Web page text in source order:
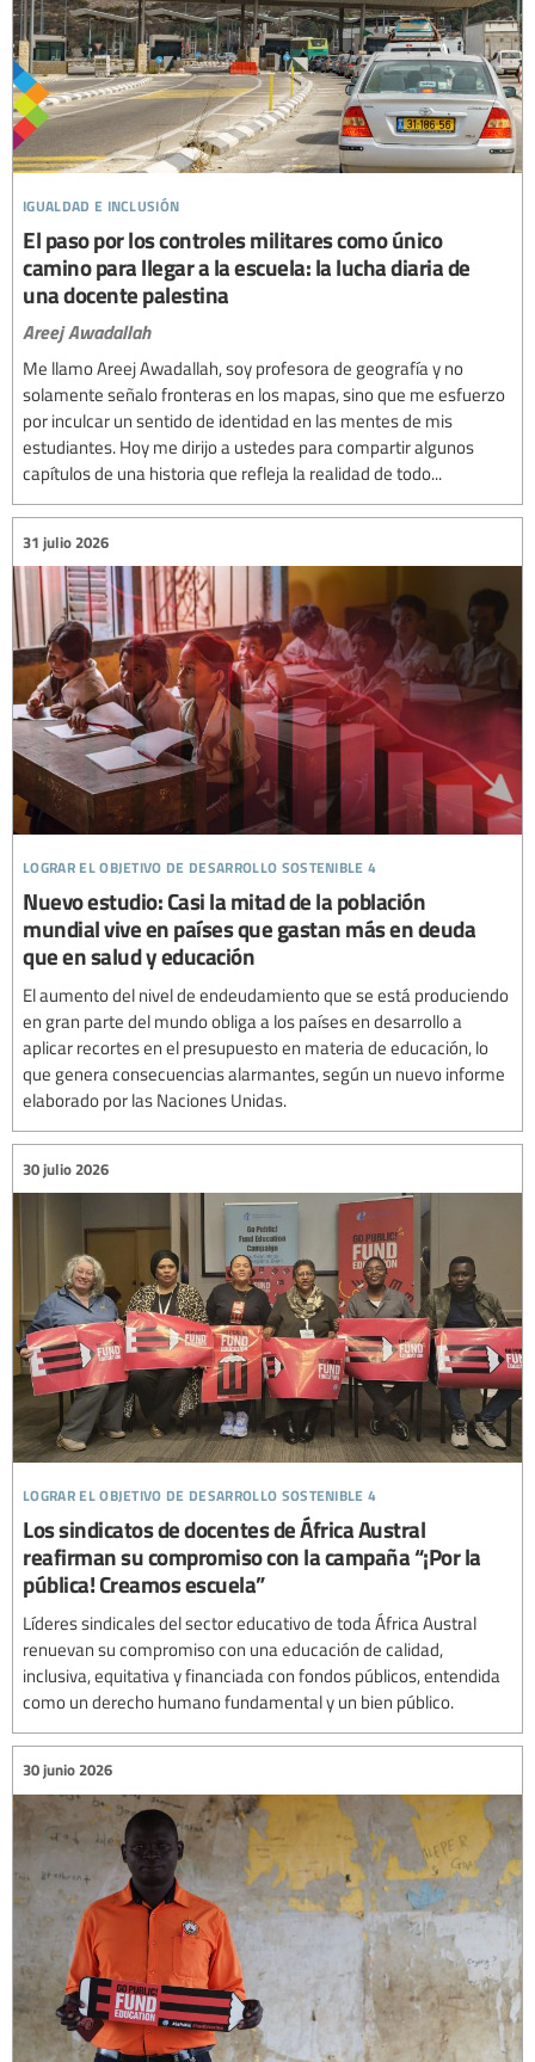
igualdad e inclusión
El paso por los controles militares como único
camino para llegar a la escuela: la lucha diaria de
una docente palestina
Areej Awadallah
Me llamo Areej Awadallah, soy profesora de geografía y no
solamente señalo fronteras en los mapas, sino que me esfuerzo
por inculcar un sentido de identidad en las mentes de mis
estudiantes. Hoy me dirijo a ustedes para compartir algunos
capítulos de una historia que refleja la realidad de todo...
lograr el objetivo de desarrollo sostenible 4
31 julio 2026
Nuevo estudio: Casi la mitad de la población
mundial vive en países que gastan más en deuda
que en salud y educación
El aumento del nivel de endeudamiento que se está produciendo
en gran parte del mundo obliga a los países en desarrollo a
aplicar recortes en el presupuesto en materia de educación, lo
que genera consecuencias alarmantes, según un nuevo informe
elaborado por las Naciones Unidas.
lograr el objetivo de desarrollo sostenible 4
30 julio 2026
Los sindicatos de docentes de África Austral
reafirman su compromiso con la campaña “¡Por la
pública! Creamos escuela”
Líderes sindicales del sector educativo de toda África Austral
renuevan su compromiso con una educación de calidad,
inclusiva, equitativa y financiada con fondos públicos, entendida
como un derecho humano fundamental y un bien público.
30 junio 2026